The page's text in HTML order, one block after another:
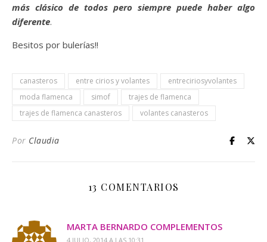
más clásico de todos pero siempre puede haber algo
diferente.
Besitos por bulerías!!
canasteros entre cirios y volantes
entreciriosyvolantes
moda flamenca
simof
trajes de flamenca
trajes de flamenca canasteros
volantes canasteros
Por Claudia
13 COMENTARIOS
MARTA BERNARDO COMPLEMENTOS
4 JULIO, 2014 A LAS 10:31